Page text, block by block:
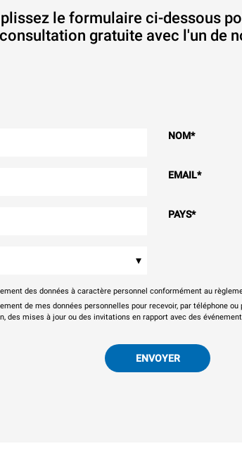
le formulaire ci-dessous
consultation gratuite avec l'un de
NOM*
EMAIL*
PAYS*
▾
des données à caractère personnel conformément au
de mes données personnelles pour recevoir, par téléphone
des mises à jour ou des invitations en rapport avec des
ENVOYER